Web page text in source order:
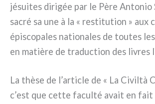
jésui­tes diri­gée par le Père Antonio
sa­cré sa une à la « resti­tu­tion » aux
épi­sco­pa­les natio­na­les de tou­tes
en matiè­re de tra­duc­tion des livres
La thè­se de l’article de « La Civiltà
c’est que cet­te facul­té avait en